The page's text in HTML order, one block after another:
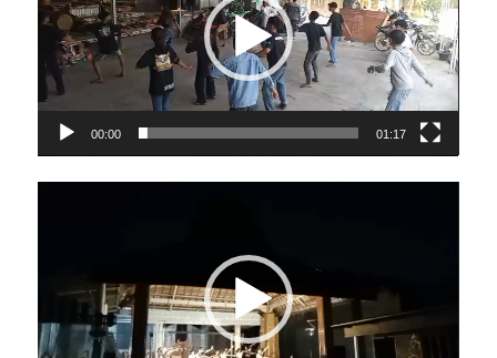
00:00 01:17